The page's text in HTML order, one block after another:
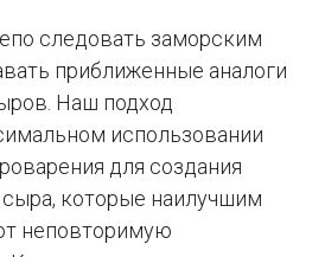
следовать заморским
приближенные аналоги
Наш подход
использовании
для создания
которые наилучшим
неповторимую